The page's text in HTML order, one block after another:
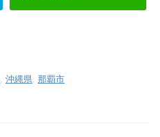
沖縄県 那覇市